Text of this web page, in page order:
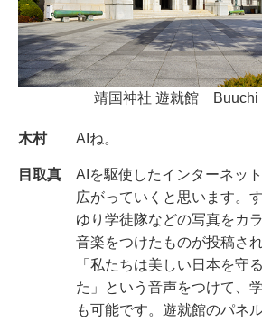
靖国神社 遊就館 Buuchi
木村 AIね。
目取真
AIを駆使したインターネッ
広がっていくと思います。
ゆり学徒隊などの写真をカ
音楽をつけたものが投稿さ
「私たちは美しい日本を守
た」という音声をつけて、
も可能です。遊就館のパネ